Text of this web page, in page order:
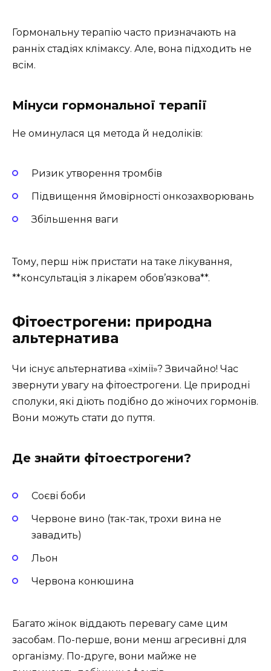
Гормональну терапію часто призначають на
ранніх стадіях клімаксу. Але, вона підходить не
всім.
Мінуси гормональної терапії
Не оминулася ця метода й недоліків:
Ризик утворення тромбів
Підвищення ймовірності онкозахворювань
Збільшення ваги
Тому, перш ніж пристати на таке лікування,
**консультація з лікарем обов’язкова**.
Фітоестрогени: природна
альтернатива
Чи існує альтернатива «хімії»? Звичайно! Час
звернути увагу на фітоестрогени. Це природні
сполуки, які діють подібно до жіночих гормонів.
Вони можуть стати до пуття.
Де знайти фітоестрогени?
Соєві боби
Червоне вино (так-так, трохи вина не
завадить)
Льон
Червона конюшина
Багато жінок віддають перевагу саме цим
засобам. По-перше, вони менш агресивні для
організму. По-друге, вони майже не